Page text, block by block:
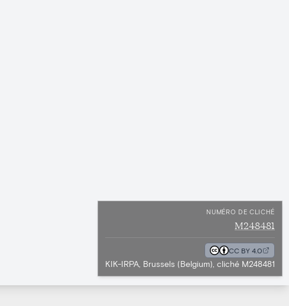
NUMÉRO DE CLICHÉ
M248481
CC BY 4.0
KIK-IRPA, Brussels (Belgium), cliché M248481